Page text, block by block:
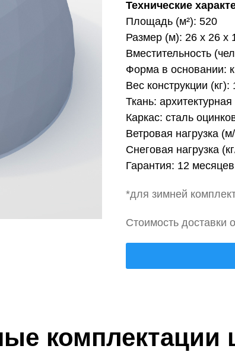
Технические
Площадь (м²): 520
Размер (м): 26 х 26 х
Вместительность
Форма в основании:
Вес конструкции (кг):
Ткань:
Каркас: сталь
Ветровая нагрузка
Снеговая нагрузка
Гарантия: 12 месяцев
*для зимней
Стоимость доставки
комплектации